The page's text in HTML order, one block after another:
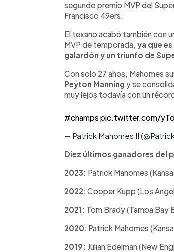
segundo premio MVP del
Francisco 49ers.
El texano acabó también con
MVP de temporada, ya que
galardón y un triunfo de
Con solo 27 años, Mahomes
Peyton Manning y se
muy lejos todavía con un
#champspic.twitter.com/
— Patrick Mahomes II
Diez últimos ganadores del
2023: Patrick Mahomes
2022: Cooper Kupp (Los
2021: Tom Brady (Tampa
2020: Patrick Mahomes
2019: Julian Edelman (New